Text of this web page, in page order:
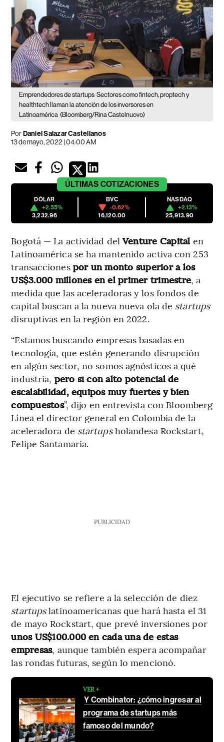
Emprendedores de startups Sectores como fintech, proptech y
healthtech llaman la atención de los inversores en
Latinoamérica (Bloomberg/Rina Castelnuovo)
PorDaniel Salazar Castellanos
13 de mayo, 2022 | 04:00 AM
ÚLTIMAS COTIZACIONES
DÓLAR
+2.55%
3,232.96
BVC
-0.62%
16,120.00
NASDAQ
+2.13%
25,913.90
Bogotá — La actividad delVenture Capital en
Latinoamérica se ha mantenido activa con 253
transacciones por un monto superior a los
US$3.000 millones en el primer trimestre, a
medida que las aceleradoras y los fondos de
capital buscan a la nueva nueva ola de startups
disruptivas en la región en 2022.
“Estamos buscando empresas basadas en
tecnología, que estén generando disrupción
en algún sector, no somos agnósticos a qué
industria, pero sí con alto potencial de
escalabilidad, equipos muy fuertes y bien
compuestos”, dijo en entrevista con Bloomberg
Línea el director general en Colombia de la
aceleradora de startupsholandesa Rockstart,
Felipe Santamaría.
PUBLICIDAD
El ejecutivo se refiere a la selección de diez
startupslatinoamericanas que hará hasta el 31
de mayo Rockstart, que prevé inversiones por
unos US$100.000 en cada una de estas
empresas, aunque también espera acompañar
las rondas futuras, según lo mencionó.
VER +
Y Combinator: ¿cómo ingresar al
programa de startups más
famoso del mundo?